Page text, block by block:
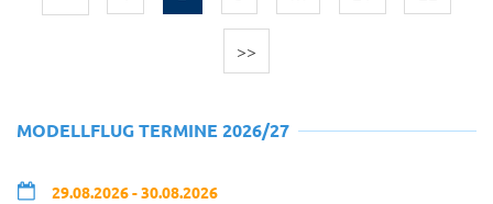
>>
MODELLFLUG TERMINE 2026/27
29.08.2026 - 30.08.2026